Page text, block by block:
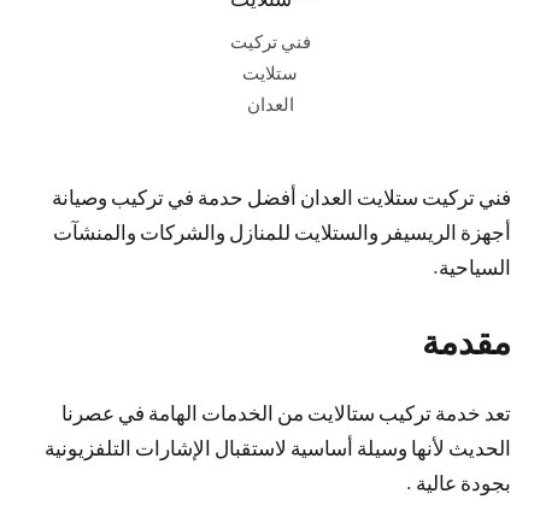
فني تركيت
ستلايت
العدان
فني تركيت ستلايت العدان أفضل حدمة في تركيب وصيانة
أجهزة الريسيفر والستلايت للمنازل والشركات والمنشآت
السياحية.
مقدمة
تعد خدمة تركيب ستالايت من الخدمات الهامة في عصرنا
الحديث لأنها وسيلة أساسية لاستقبال الإشارات التلفزيونية
بجودة عالية .